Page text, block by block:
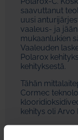
saavuttanut
uusi
vaaleus- ja
mukaanlukien
Vaaleuden
Polarox
kehityksestä.
Tähän
Cormec
kehitys oli Arvo
mittalaittet.